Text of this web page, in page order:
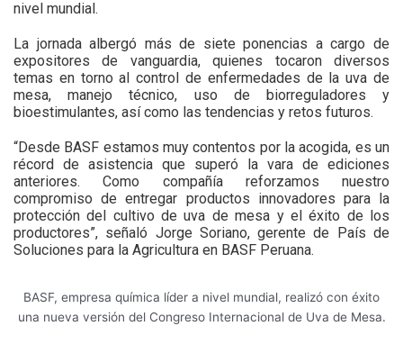
nivel mundial.
La jornada albergó más de siete ponencias a cargo de
expositores de vanguardia, quienes tocaron diversos
temas en torno al control de enfermedades de la uva de
mesa, manejo técnico, uso de biorreguladores y
bioestimulantes, así como las tendencias y retos futuros.
“Desde BASF estamos muy contentos por la acogida, es un
récord de asistencia que superó la vara de ediciones
anteriores. Como compañía reforzamos nuestro
compromiso de entregar productos innovadores para la
protección del cultivo de uva de mesa y el éxito de los
productores”, señaló Jorge Soriano, gerente de País de
Soluciones para la Agricultura en BASF Peruana.
BASF, empresa química líder a nivel mundial, realizó con éxito
una nueva versión del Congreso Internacional de Uva de Mesa.